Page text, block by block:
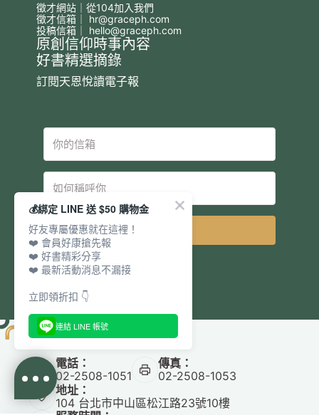
徵才網站｜從104加入我們
徵才信箱｜ hr@graceph.com
投稿信箱｜ hello@graceph.com
原創信仰時事內容
好書精選摘錄
訂閱天恩悅讀電子報
電話：
02-2508-1051
傳真：
02-2508-1053
地址：
104 台北市中山區松江路23號10樓
💰綁定 LINE 送 $50 購物金
好友專屬優惠就在這裡！
❤️ 會員好康搶先報
❤️ 好書精彩分享
❤️ 最新活動消息不漏接
立即領折扣 👇
連結 LINE 帳號